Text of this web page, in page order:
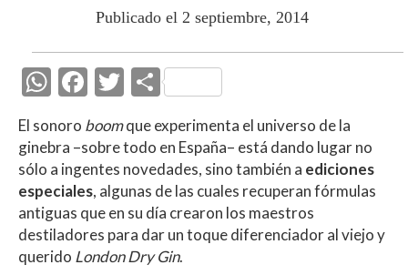
Publicado el 2 septiembre, 2014
W
at
s
A
p
p
F
ac
e
b
o
o
k
T
itt
er
C
m
p
ar
ti
r
El sonoro boomque experimenta el universo de la
ginebra –sobre todo en España– está dando lugar no
sólo a ingentes novedades, sino también a ediciones
especiales, algunas de las cuales recuperan fórmulas
antiguas que en su día crearon los maestros
destiladores para dar un toque diferenciador al viejo y
querido London Dry Gin.